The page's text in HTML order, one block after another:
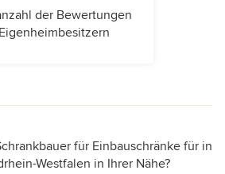
der Bewertungen
für Einbauschränke für in
Westfalen in Ihrer Nähe?